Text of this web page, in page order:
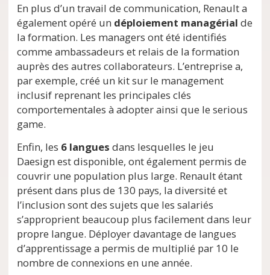
En plus d’un travail de communication, Renault a
également opéré un déploiement managérial de
la formation. Les managers ont été identifiés
comme ambassadeurs et relais de la formation
auprès des autres collaborateurs. L’entreprise a,
par exemple, créé un kit sur le management
inclusif reprenant les principales clés
comportementales à adopter ainsi que le serious
game.
Enfin, les 6 langues dans lesquelles le jeu
Daesign est disponible, ont également permis de
couvrir une population plus large. Renault étant
présent dans plus de 130 pays, la diversité et
l’inclusion sont des sujets que les salariés
s’approprient beaucoup plus facilement dans leur
propre langue. Déployer davantage de langues
d’apprentissage a permis de multiplié par 10 le
nombre de connexions en une année.